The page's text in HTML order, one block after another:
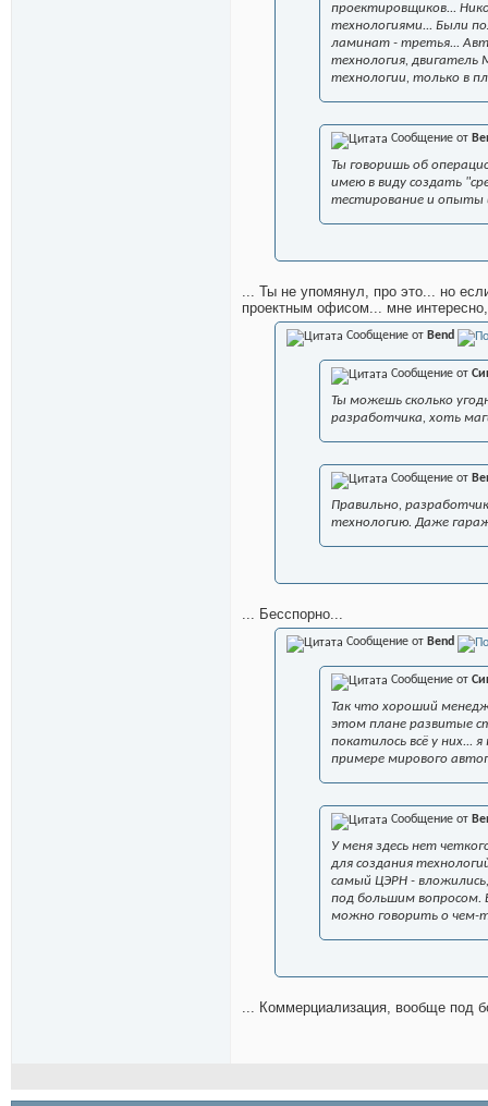
проектировщиков...
технологиями... Были
ламинат - третья...
технология, двигатель
технологии, только в
Сообщение от
Ты говоришь об
имею в виду создать
тестирование и опыты
... Ты не упомянул, про это... но
проектным офисом... мне
Сообщение от Bend
Сообщение от
Ты можешь сколько
разработчика, хоть
Сообщение от
Правильно,
технологию. Даже
... Бесспорно...
Сообщение от Bend
Сообщение от
Так что хороший
этом плане развитые
покатилось всё у них...
примере мирового
Сообщение от
У меня здесь нет
для создания
самый ЦЭРН -
под большим вопросом.
можно говорить о чем-
... Коммерциализация, вообще под